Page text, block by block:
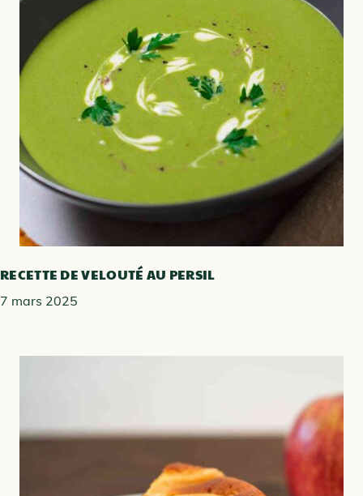
RECETTE DE VELOUTÉ AU PERSIL
7 mars 2025